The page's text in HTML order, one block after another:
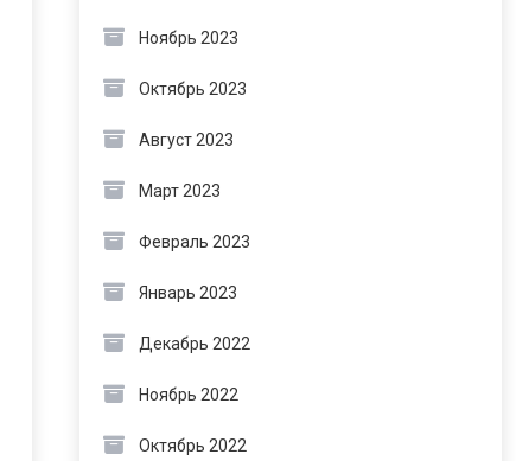
Ноябрь 2023
Октябрь 2023
Август 2023
Март 2023
Февраль 2023
Январь 2023
Декабрь 2022
Ноябрь 2022
Октябрь 2022